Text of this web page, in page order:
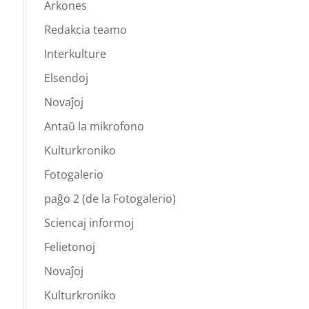
Arkones
Redakcia teamo
Interkulture
Elsendoj
Novaĵoj
Antaŭ la mikrofono
Kulturkroniko
Fotogalerio
paĝo 2 (de la Fotogalerio)
Sciencaj informoj
Felietonoj
Novaĵoj
Kulturkroniko